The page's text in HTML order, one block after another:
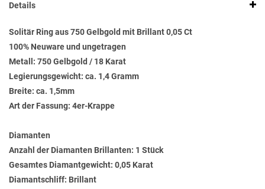
Details
Solitär Ring aus 750 Gelbgold mit Brillant 0,05 Ct
100% Neuware und ungetragen
Metall: 750 Gelbgold / 18 Karat
Legierungsgewicht: ca. 1,4 Gramm
Breite: ca. 1,5mm
Art der Fassung: 4er-Krappe
Diamanten
Anzahl der Diamanten Brillanten: 1 Stück
Gesamtes Diamantgewicht: 0,05 Karat
Diamantschliff: Brillant